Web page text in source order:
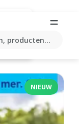
producten...
NIEUW